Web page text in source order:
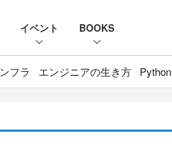
イベント BOOKS
フラ エンジニアの生き方 Python